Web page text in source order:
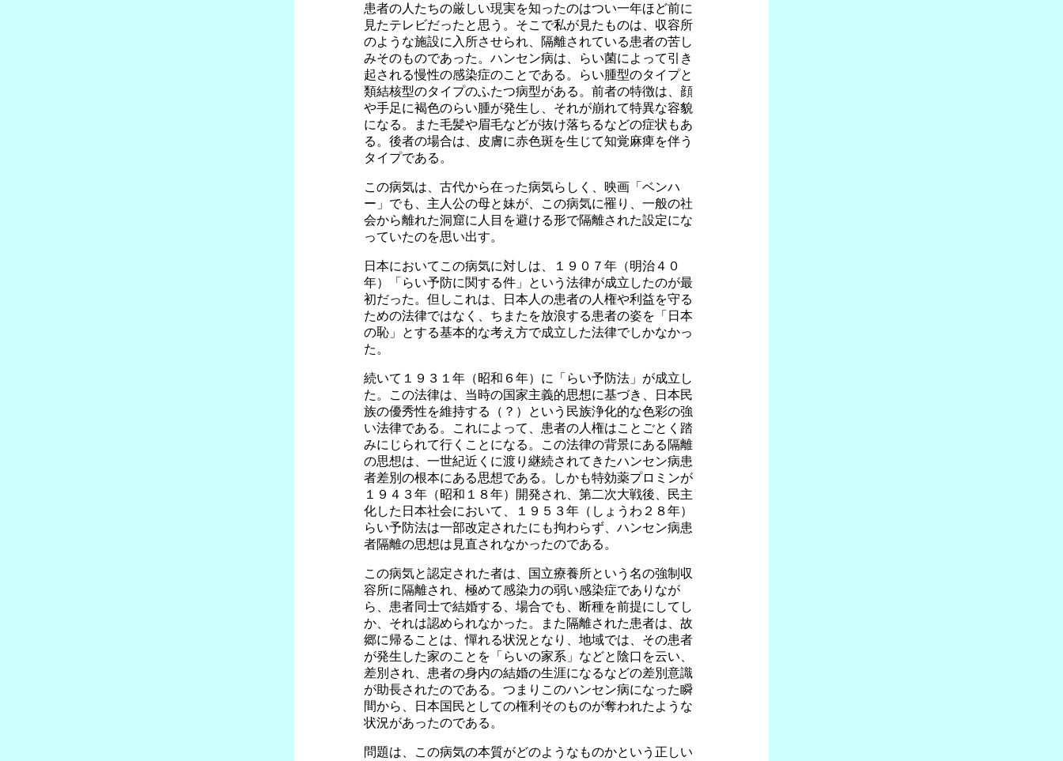
患者の人たちの厳しい現実を知ったのはつい一年ほど前に
見たテレビだったと思う。そこで私が見たものは、収容所
のような施設に入所させられ、隔離されている患者の苦し
みそのものであった。ハンセン病は、らい菌によって引き
起される慢性の感染症のことである。らい腫型のタイプと
類結核型のタイプのふたつ病型がある。前者の特徴は、顔
や手足に褐色のらい腫が発生し、それが崩れて特異な容貌
になる。また毛髪や眉毛などが抜け落ちるなどの症状もあ
る。後者の場合は、皮膚に赤色斑を生じて知覚麻痺を伴う
タイプである。
この病気は、古代から在った病気らしく、映画「ベンハ
ー」でも、主人公の母と妹が、この病気に罹り、一般の社
会から離れた洞窟に人目を避ける形で隔離された設定にな
っていたのを思い出す。
日本においてこの病気に対しは、１９０７年（明治４０
年）「らい予防に関する件」という法律が成立したのが最
初だった。但しこれは、日本人の患者の人権や利益を守る
ための法律ではなく、ちまたを放浪する患者の姿を「日本
の恥」とする基本的な考え方で成立した法律でしかなかっ
た。
続いて１９３１年（昭和６年）に「らい予防法」が成立し
た。この法律は、当時の国家主義的思想に基づき、日本民
族の優秀性を維持する（？）という民族浄化的な色彩の強
い法律である。これによって、患者の人権はことごとく踏
みにじられて行くことになる。この法律の背景にある隔離
の思想は、一世紀近くに渡り継続されてきたハンセン病患
者差別の根本にある思想である。しかも特効薬プロミンが
１９４３年（昭和１８年）開発され、第二次大戦後、民主
化した日本社会において、１９５３年（しょうわ２８年）
らい予防法は一部改定されたにも拘わらず、ハンセン病患
者隔離の思想は見直されなかったのである。
この病気と認定された者は、国立療養所という名の強制収
容所に隔離され、極めて感染力の弱い感染症でありなが
ら、患者同士で結婚する、場合でも、断種を前提にしてし
か、それは認められなかった。また隔離された患者は、故
郷に帰ることは、憚れる状況となり、地域では、その患者
が発生した家のことを「らいの家系」などと陰口を云い、
差別され、患者の身内の結婚の生涯になるなどの差別意識
が助長されたのである。つまりこのハンセン病になった瞬
間から、日本国民としての権利そのものが奪われたような
状況があったのである。
問題は、この病気の本質がどのようなものかという正しい